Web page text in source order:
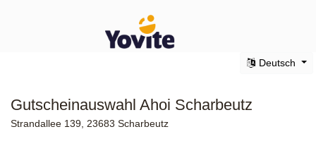
Deutsch
Gutscheinauswahl Ahoi Scharbeutz
Strandallee 139, 23683 Scharbeutz